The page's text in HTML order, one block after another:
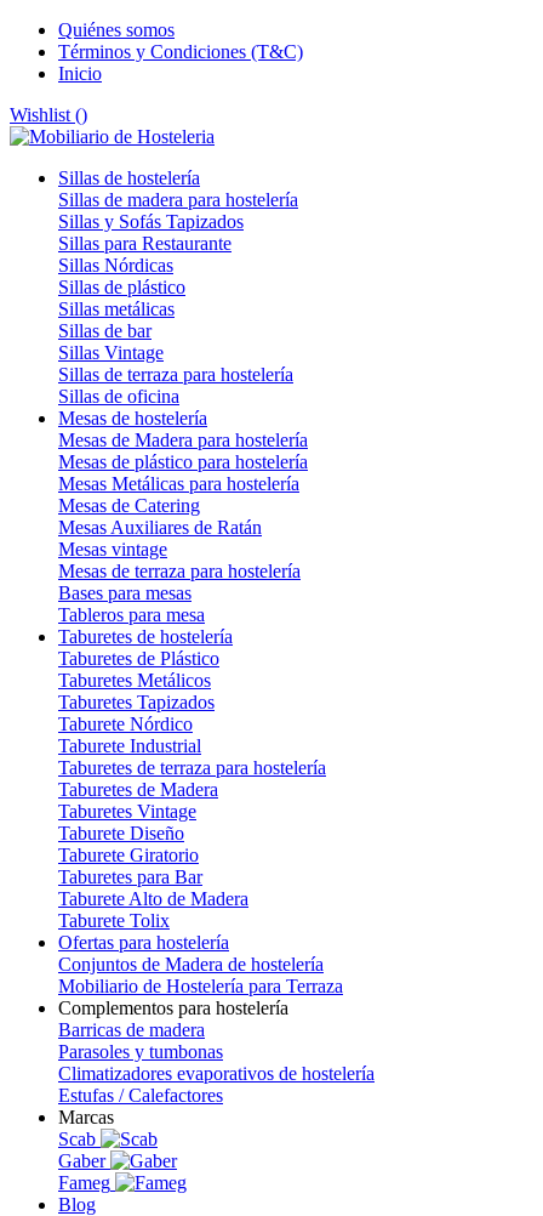
Quiénes somos
Términos y Condiciones (T&C)
Inicio
Wishlist ()
Sillas de hostelería
Sillas de madera para hostelería
Sillas y Sofás Tapizados
Sillas para Restaurante
Sillas Nórdicas
Sillas de plástico
Sillas metálicas
Sillas de bar
Sillas Vintage
Sillas de terraza para hostelería
Sillas de oficina
Mesas de hostelería
Mesas de Madera para hostelería
Mesas de plástico para hostelería
Mesas Metálicas para hostelería
Mesas de Catering
Mesas Auxiliares de Ratán
Mesas vintage
Mesas de terraza para hostelería
Bases para mesas
Tableros para mesa
Taburetes de hostelería
Taburetes de Plástico
Taburetes Metálicos
Taburetes Tapizados
Taburete Nórdico
Taburete Industrial
Taburetes de terraza para hostelería
Taburetes de Madera
Taburetes Vintage
Taburete Diseño
Taburete Giratorio
Taburetes para Bar
Taburete Alto de Madera
Taburete Tolix
Ofertas para hostelería
Conjuntos de Madera de hostelería
Mobiliario de Hostelería para Terraza
Complementos para hostelería
Barricas de madera
Parasoles y tumbonas
Climatizadores evaporativos de hostelería
Estufas / Calefactores
Marcas
Scab
Gaber
Fameg
Blog